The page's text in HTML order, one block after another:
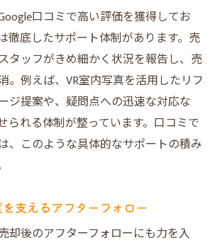
口コミで高い評価を獲得してお
徹底したサポート体制があります。売
タッフがきめ細かく状況を報告し、売
。例えば、VR室内写真を活用したリフ
ジ提案や、疑問点への迅速な対応な
られる体制が整っています。口コミで
、このような具体的なサポートの積み
支えるアフターフォロー
却後のアフターフォローにも力を入